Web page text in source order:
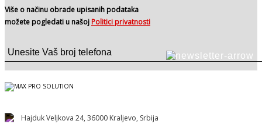
Više o načinu obrade upisanih podataka
možete pogledati u našoj Politici privatnosti
Hajduk Veljkova 24, 36000 Kraljevo, Srbija